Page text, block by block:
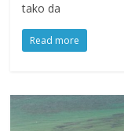
tako da
Read more